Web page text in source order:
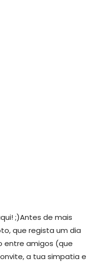
;)Antes de mais
que regista um dia
entre amigos (que
a tua simpatia e